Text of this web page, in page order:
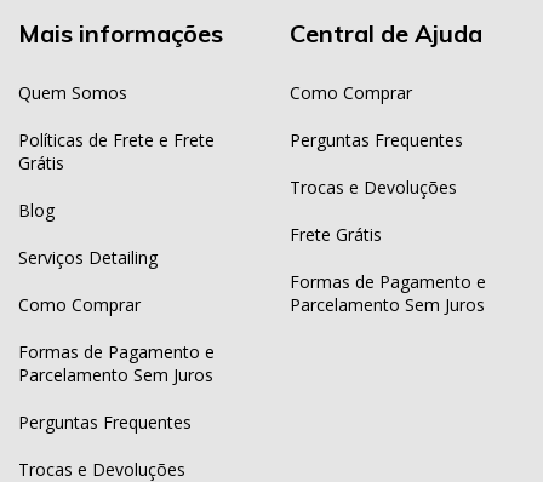
Mais informações
Quem Somos
Políticas de Frete e Frete
Grátis
Blog
Serviços Detailing
Como Comprar
Formas de Pagamento e
Parcelamento Sem Juros
Perguntas Frequentes
Trocas e Devoluções
Central de Ajuda
Como Comprar
Perguntas Frequentes
Trocas e Devoluções
Frete Grátis
Formas de Pagamento e
Parcelamento Sem Juros